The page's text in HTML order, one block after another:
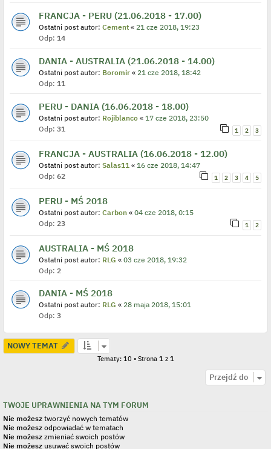
FRANCJA - PERU (21.06.2018 - 17.00)
Ostatni post autor: Cement « 21 cze 2018, 19:23
Odp: 14
DANIA - AUSTRALIA (21.06.2018 - 14.00)
Ostatni post autor: Boromir « 21 cze 2018, 18:42
Odp: 11
PERU - DANIA (16.06.2018 - 18.00)
Ostatni post autor: Rojiblanco « 17 cze 2018, 23:50
Odp: 31 1 2 3
FRANCJA - AUSTRALIA (16.06.2018 - 12.00)
Ostatni post autor: Salas11 « 16 cze 2018, 14:47
Odp: 62 1 2 3 4 5
PERU - MŚ 2018
Ostatni post autor: Carbon « 04 cze 2018, 0:15
Odp: 23 1 2
AUSTRALIA - MŚ 2018
Ostatni post autor: RLG « 03 cze 2018, 19:32
Odp: 2
DANIA - MŚ 2018
Ostatni post autor: RLG « 28 maja 2018, 15:01
Odp: 3
NOWY TEMAT
Tematy: 10 • Strona 1z 1
Przejdź do
TWOJE UPRAWNIENIA NA TYM FORUM
Nie możesz tworzyć nowych tematów
Nie możesz odpowiadać w tematach
Nie możesz zmieniać swoich postów
Nie możesz usuwać swoich postów